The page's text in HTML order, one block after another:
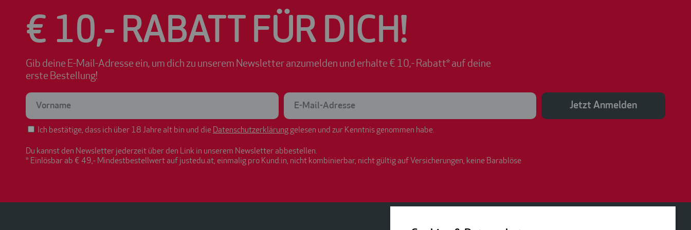
€ 10,- RABATT FÜR DICH!
Gib deine E-Mail-Adresse ein, um dich zu unserem Newsletter anzumelden und erhalte € 10,- Rabatt* auf deine
erste Bestellung!
Ich bestätige, dass ich über 18 Jahre alt bin und die Datenschutzerklärunggelesen und zur Kenntnis genommen habe.
Jetzt Anmelden
Du kannst den Newsletter jederzeit über den Link in unserem Newsletter abbestellen.
* Einlösbar ab € 49,- Mindestbestellwert auf justedu.at, einmalig pro Kund:in, nicht kombinierbar, nicht gültig auf Versicherungen, keine Barablöse